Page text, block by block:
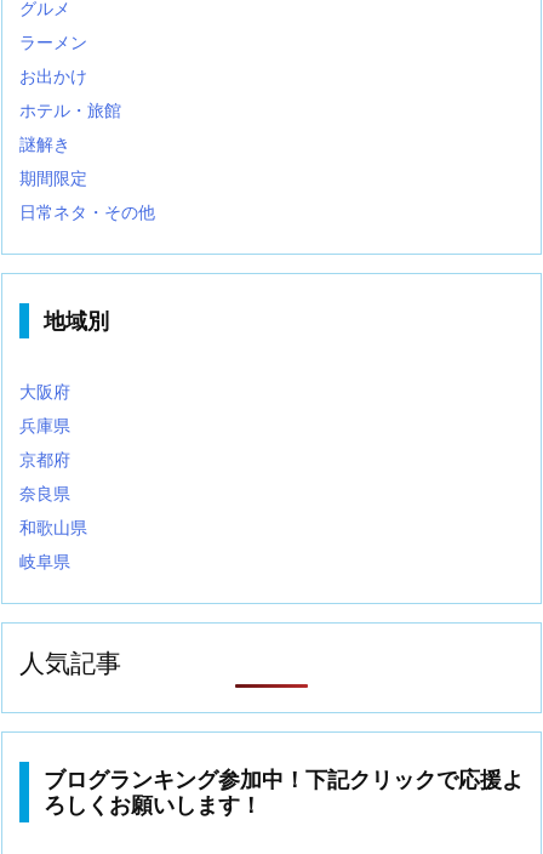
グルメ
ラーメン
お出かけ
ホテル・旅館
謎解き
期間限定
日常ネタ・その他
地域別
大阪府
兵庫県
京都府
奈良県
和歌山県
岐阜県
人気記事
ブログランキング参加中！下記クリックで応援よ
ろしくお願いします！